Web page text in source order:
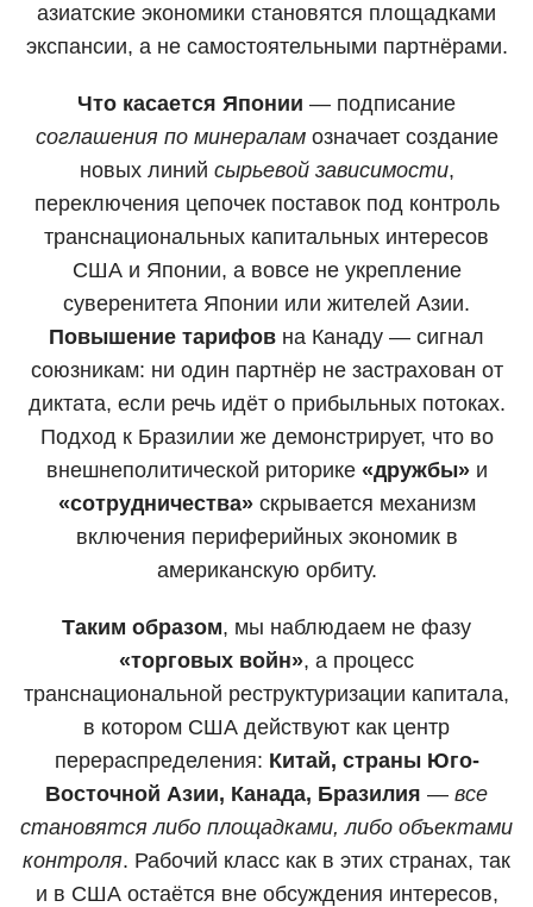
азиатские экономики становятся площадками
экспансии, а не самостоятельными партнёрами.
Что касается Японии — подписание
соглашения по минераламозначает создание
новых линий сырьевой зависимости,
переключения цепочек поставок под контроль
транснациональных капитальных интересов
США и Японии, а вовсе не укрепление
суверенитета Японии или жителей Азии.
Повышение тарифов на Канаду — сигнал
союзникам: ни один партнёр не застрахован от
диктата, если речь идёт о прибыльных потоках.
Подход к Бразилии же демонстрирует, что во
внешнеполитической риторике «дружбы»и
«сотрудничества»скрывается механизм
включения периферийных экономик в
американскую орбиту.
Таким образом, мы наблюдаем не фазу
«торговых войн», а процесс
транснациональной реструктуризации капитала,
в котором США действуют как центр
перераспределения: Китай, страны Юго-
Восточной Азии, Канада, Бразилия — все
становятся либо площадками, либо объектами
контроля. Рабочий класс как в этих странах, так
и в США остаётся вне обсуждения интересов,